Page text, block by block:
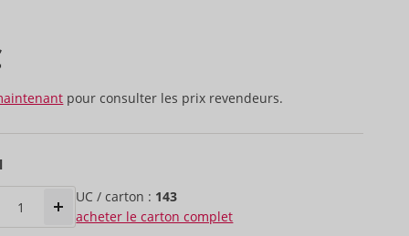
pour consulter les prix revendeurs.
UC / carton : 143
acheter le carton complet